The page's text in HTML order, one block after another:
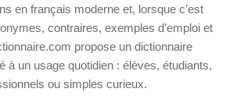
en français moderne et, lorsque c’est
contraires, exemples d’emploi et
propose un dictionnaire
à un usage quotidien : élèves, étudiants,
ou simples curieux.